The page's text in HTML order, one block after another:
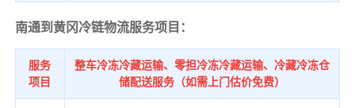
南通到黄冈冷链物流服务项目：
服务
项目
整车冷冻冷藏运输、零担冷冻冷藏运输、冷藏冷冻仓
储配送服务（如需上门估价免费）